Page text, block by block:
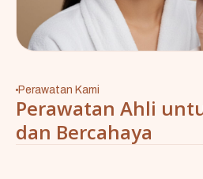
Perawatan Kami
Perawatan Ahli
dan Bercahaya